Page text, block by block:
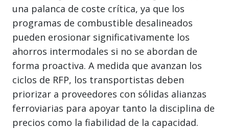
una palanca de coste crítica, ya que los
programas de combustible desalineados
pueden erosionar significativamente los
ahorros intermodales si no se abordan de
forma proactiva. A medida que avanzan los
ciclos de RFP, los transportistas deben
priorizar a proveedores con sólidas alianzas
ferroviarias para apoyar tanto la disciplina de
precios como la fiabilidad de la capacidad.